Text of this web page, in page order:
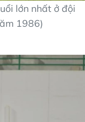
lớn nhất ở đội
1986)